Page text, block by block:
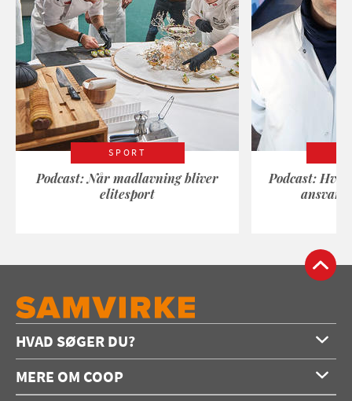
SPORT
Podcast: Når madlavning bliver
elitesport
Podcast:
HVAD SØGER DU?
Forside
Opskrifter
MERE OM COOP